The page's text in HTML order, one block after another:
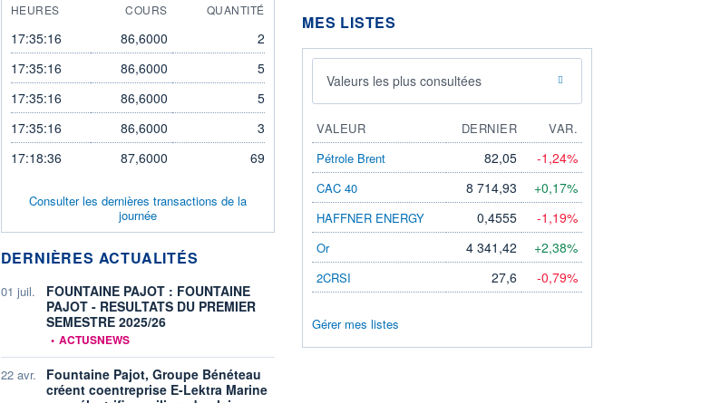
HEURES COURS QUANTITÉ
17:35:16 86,6000
2
17:35:16
86,6000
5
17:35:16
86,6000
5
17:35:16
86,6000
3
17:18:36
87,6000 69
Consulter les dernières transactions de la
journée
DERNIÈRES ACTUALITÉS
01 juil.
FOUNTAINE PAJOT : FOUNTAINE
PAJOT - RESULTATS DU PREMIER
SEMESTRE 2025/26
information fournie par
• ACTUSNEWS
22 avr.
Fountaine Pajot, Groupe Bénéteau
créent coentreprise E-Lektra Marine
MES LISTES
Valeurs les plus consultées
VALEUR DERNIER
VAR.
Pétrole Brent
82,05 -1,24%
CAC 40 8 714,93 +0,17%
HAFFNER ENERGY 0,4555 -1,19%
Or 4 341,42 +2,38%
2CRSI 27,6 -0,79%
Gérer mes listes